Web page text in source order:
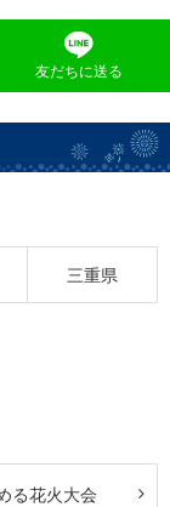
友だちに送る
三重県
る花火大会